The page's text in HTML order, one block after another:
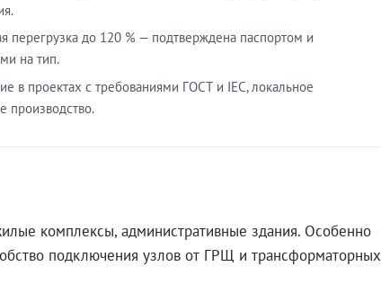
перегрузка до 120 % — подтверждена паспортом и
на тип.
в проектах с требованиями ГОСТ и IEC, локальное
производство.
комплексы, административные здания. Особенно
подключения узлов от ГРЩ и трансформаторных